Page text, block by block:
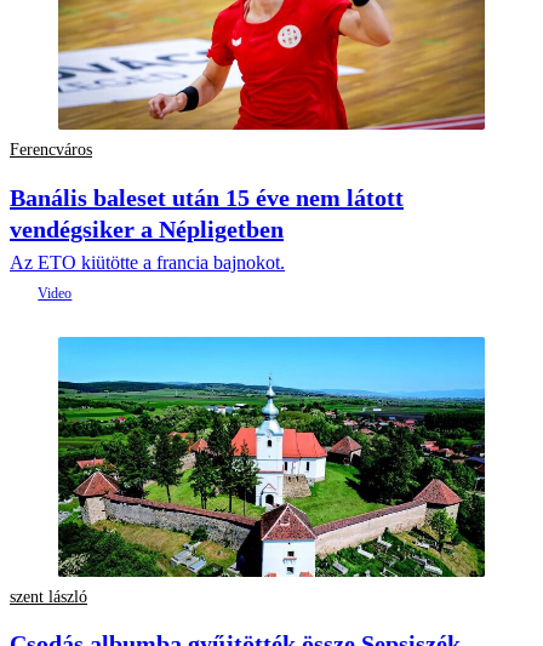
Ferencváros
Banális baleset után 15 éve nem látott
vendégsiker a Népligetben
Az ETO kiütötte a francia bajnokot.
szent lászló